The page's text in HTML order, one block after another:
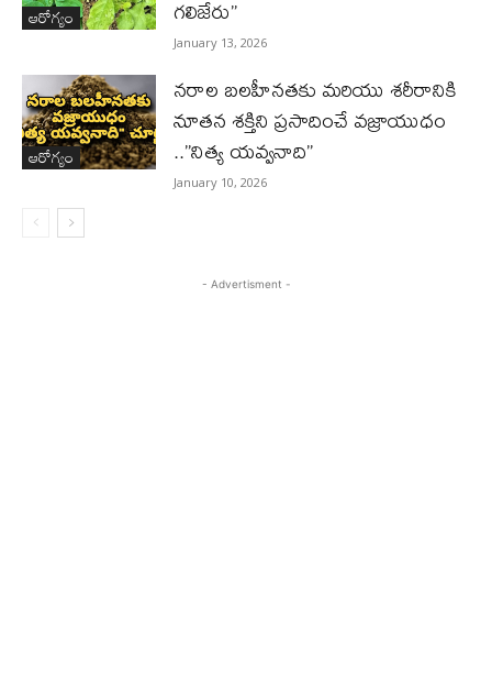
ఆరోగ్యం గలిజేరు”
January 13, 2026
ఆరోగ్యం
నరాల బలహీనతకు మరియు శరీరానికి
నూతన శక్తిని ప్రసాదించే వజ్రాయుధం
..”నిత్య యవ్వనాది”
January 10, 2026
- Advertisment -